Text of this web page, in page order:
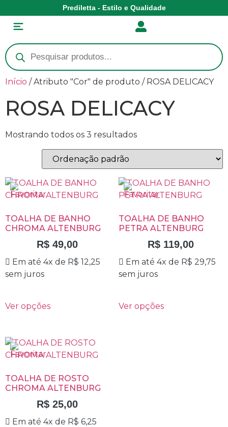
Prediletta - Estilo e Qualidade
Início / Atributo "Cor" de produto / ROSA DELICACY
ROSA DELICACY
Mostrando todos os 3 resultados
TOALHA DE BANHO
CHROMA ALTENBURG
R$ 49,00
Em até 4x de R$ 12,25
sem juros
Ver opções
TOALHA DE BANHO
PETRA ALTENBURG
R$119,00
Em até 4x de R$ 29,75
sem juros
Ver opções
TOALHA DE ROSTO
CHROMA ALTENBURG
R$ 25,00
Em até 4x de R$ 6,25